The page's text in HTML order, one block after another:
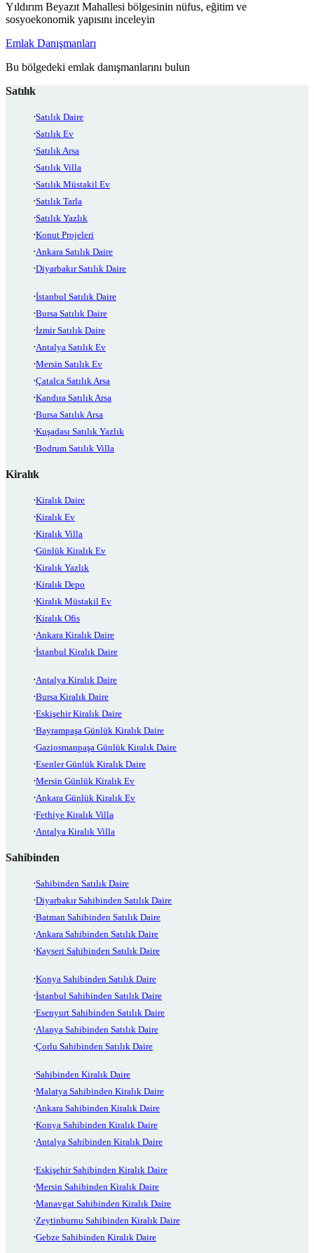
Yıldırım Beyazıt Mahallesi bölgesinin nüfus, eğitim ve
sosyoekonomik yapısını inceleyin
Emlak Danışmanları
Bu bölgedeki emlak danışmanlarını bulun
Satılık
Satılık Daire
Satılık Ev
Satılık Arsa
Satılık Villa
Satılık Müstakil Ev
Satılık Tarla
Satılık Yazlık
Konut Projeleri
Ankara Satılık Daire
Diyarbakır Satılık Daire
İstanbul Satılık Daire
Bursa Satılık Daire
İzmir Satılık Daire
Antalya Satılık Ev
Mersin Satılık Ev
Çatalca Satılık Arsa
Kandıra Satılık Arsa
Bursa Satılık Arsa
Kuşadası Satılık Yazlık
Bodrum Satılık Villa
Kiralık
Kiralık Daire
Kiralık Ev
Kiralık Villa
Günlük Kiralık Ev
Kiralık Yazlık
Kiralık Depo
Kiralık Müstakil Ev
Kiralık Ofis
Ankara Kiralık Daire
İstanbul Kiralık Daire
Antalya Kiralık Daire
Bursa Kiralık Daire
Eskişehir Kiralık Daire
Bayrampaşa Günlük Kiralık Daire
Gaziosmanpaşa Günlük Kiralık Daire
Esenler Günlük Kiralık Daire
Mersin Günlük Kiralık Ev
Ankara Günlük Kiralık Ev
Fethiye Kiralık Villa
Antalya Kiralık Villa
Sahibinden
Sahibinden Satılık Daire
Diyarbakır Sahibinden Satılık Daire
Batman Sahibinden Satılık Daire
Ankara Sahibinden Satılık Daire
Kayseri Sahibinden Satılık Daire
Konya Sahibinden Satılık Daire
İstanbul Sahibinden Satılık Daire
Esenyurt Sahibinden Satılık Daire
Alanya Sahibinden Satılık Daire
Çorlu Sahibinden Satılık Daire
Sahibinden Kiralık Daire
Malatya Sahibinden Kiralık Daire
Ankara Sahibinden Kiralık Daire
Konya Sahibinden Kiralık Daire
Antalya Sahibinden Kiralık Daire
Eskişehir Sahibinden Kiralık Daire
Mersin Sahibinden Kiralık Daire
Manavgat Sahibinden Kiralık Daire
Zeytinburnu Sahibinden Kiralık Daire
Gebze Sahibinden Kiralık Daire